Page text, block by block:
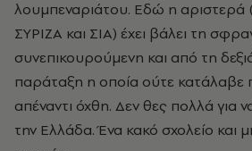
λουμπεναριάτου. Εδώ η
ΣΥΡΙΖΑ και ΣΙΑ) έχει βάλει τη
συνεπικουρούμενη και από τη
παράταξη η οποία ούτε
απέναντι όχθη. Δεν θες πολλά για
την Ελλάδα. Ένα κακό σχολείο και